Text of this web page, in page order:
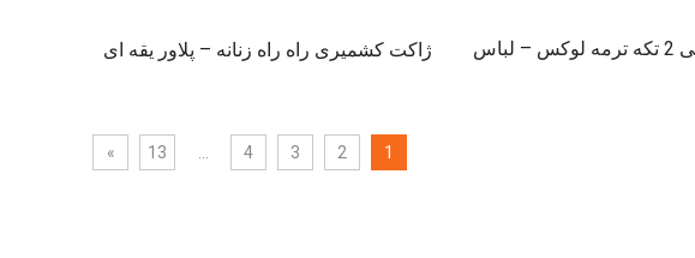
ست لباس بافتنی 2 تکه ترمه لوکس – لباس ژاکت کشمیری راه راه زنانه – پلاور یقه ای
1
2
3
4
13
»